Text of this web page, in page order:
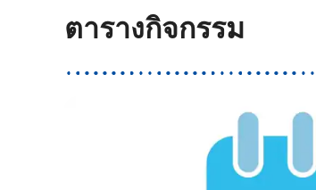
ตารางกิจกรรม